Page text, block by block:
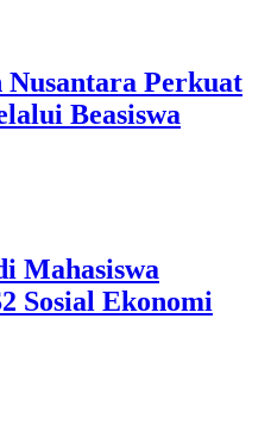
Perkuat
Beasiswa
Mahasiswa
Sosial Ekonomi